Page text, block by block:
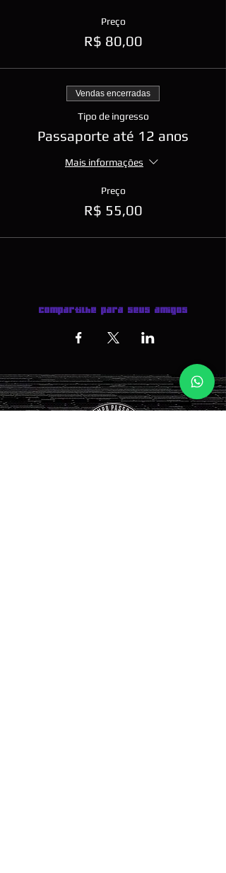
Preço
R$ 80,00
Vendas encerradas
Tipo de ingresso
Passaporte até 12 anos
Mais informações
Preço
R$ 55,00
Compartilhe para seus amigos